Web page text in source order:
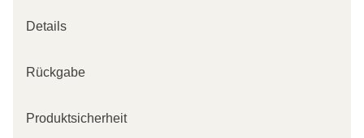
Details
Rückgabe
Produktsicherheit